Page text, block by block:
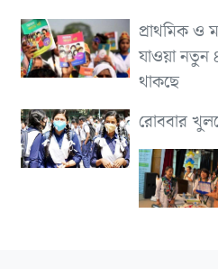
প্রাথমিক ও
যাওয়া নতুন
থাকছে
রোববার